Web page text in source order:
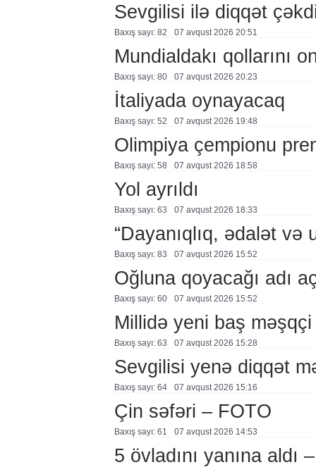
Sevgilisi ilə diqqət
Baxış sayı: 82 07 avqust 2026 20:51
Mundialdakı qollarını
Baxış sayı: 80 07 avqust 2026 20:23
İtaliyada oynayacaq
Baxış sayı: 52 07 avqust 2026 19:48
Olimpiya çempionu
Baxış sayı: 58 07 avqust 2026 18:58
Yol ayrıldı
Baxış sayı: 63 07 avqust 2026 18:33
“Dayanıqlıq, ədalət
Baxış sayı: 83 07 avqust 2026 15:52
Oğluna qoyacağı adı
Baxış sayı: 60 07 avqust 2026 15:52
Millidə yeni baş məşqçi
Baxış sayı: 63 07 avqust 2026 15:28
Sevgilisi yenə diqqət
Baxış sayı: 64 07 avqust 2026 15:16
Çin səfəri – FOTO
Baxış sayı: 61 07 avqust 2026 14:53
5 övladını yanına aldı